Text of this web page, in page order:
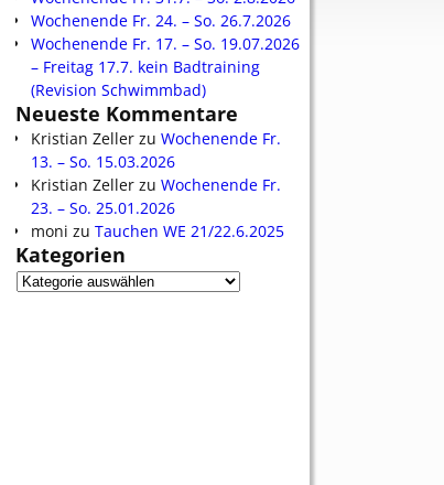
Wochenende Fr. 24. – So. 26.7.2026
Wochenende Fr. 17. – So. 19.07.2026
– Freitag 17.7. kein Badtraining
(Revision Schwimmbad)
Neueste Kommentare
Kristian Zeller zu Wochenende Fr.
13. – So. 15.03.2026
Kristian Zeller zu Wochenende Fr.
23. – So. 25.01.2026
moni zu Tauchen WE 21/22.6.2025
Kategorien